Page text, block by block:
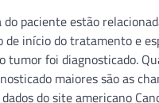
do paciente estão
de início do tratamento e
tumor foi diagnosticado.
maiores são as
do site americano